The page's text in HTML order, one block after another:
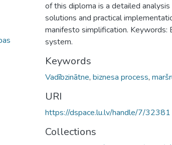
of this diploma is a detailed
solutions and practical
manifesto simplification. Keywords:
system.
Keywords
Vadībzinātne, biznesa process,
URI
https://dspace.lu.lv/handle/7/32381
Collections